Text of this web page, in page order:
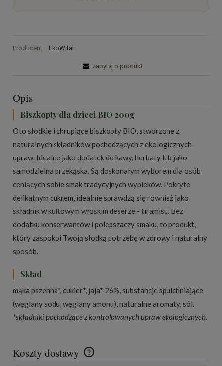
Producent: EkoWital
zapytaj o produkt
Opis
Biszkopty dla dzieci BIO 200g
Oto słodkie i chrupiące biszkopty BIO, stworzone z
naturalnych składników pochodzących z ekologicznych
upraw. Idealne jako dodatek do kawy, herbaty lub jako
samodzielna przekąska. Są doskonałym wyborem dla osób
ceniących sobie smak tradycyjnych wypieków. Pokryte
delikatnym cukrem, idealnie sprawdzą się również jako
składnik w kultowym włoskim deserze - tiramisu. Bez
dodatku konserwantów i polepszaczy smaku, to produkt,
który zaspokoi Twoją słodką potrzebę w zdrowy i naturalny
sposób.
Skład
mąka pszenna*, cukier*, jaja* 26%, substancje spulchniające
(węglany sodu, węglany amonu), naturalne aromaty, sól.
*składniki pochodzące z kontrolowanych upraw ekologicznych.
Koszty dostawy